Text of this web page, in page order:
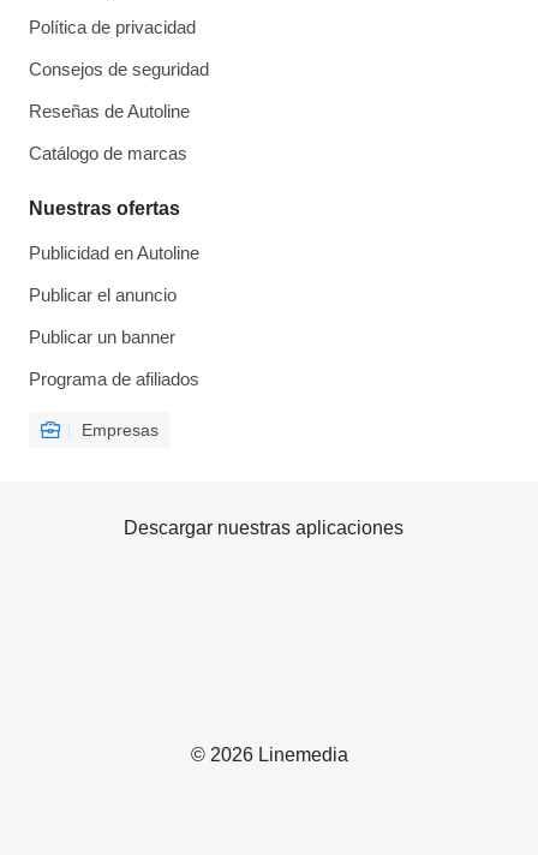
Política de privacidad
Consejos de seguridad
Reseñas de Autoline
Catálogo de marcas
Nuestras ofertas
Publicidad en Autoline
Publicar el anuncio
Publicar un banner
Programa de afiliados
Empresas
© 2026 Linemedia
Descargar nuestras aplicaciones